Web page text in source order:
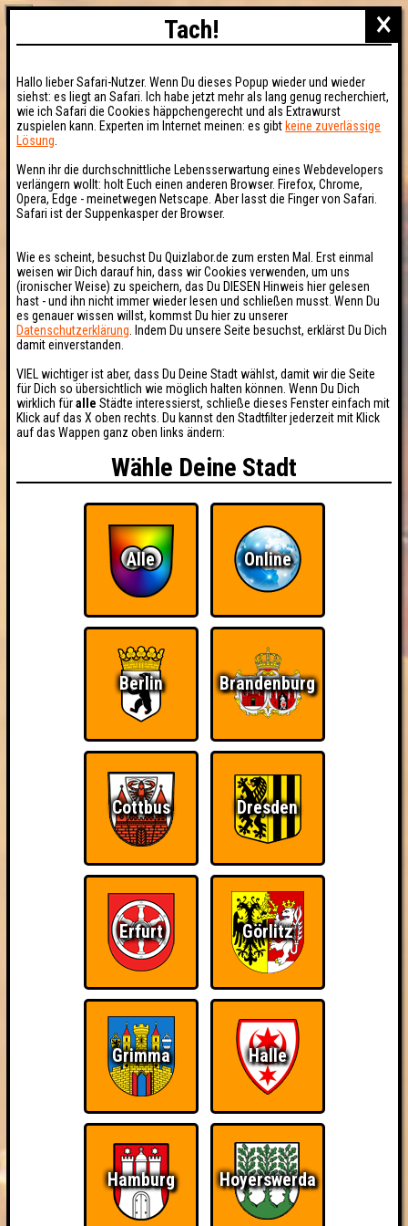
×
Tach!
Hallo lieber Safari-Nutzer. Wenn Du dieses Popup wieder und wieder
siehst: es liegt an Safari. Ich habe jetzt mehr als lang genug recherchiert,
wie ich Safari die Cookies häppchengerecht und als Extrawurst
zuspielen kann. Experten im Internet meinen: es gibt keine zuverlässige
Lösung
Wenn ihr die durchschnittliche Lebensserwartung eines Webdevelopers
verlängern wollt: holt Euch einen anderen Browser. Firefox, Chrome,
Opera, Edge - meinetwegen Netscape. Aber lasst die Finger von Safari.
Safari ist der Suppenkasper der Browser.
Wie es scheint, besuchst Du Quizlabor.de zum ersten Mal. Erst einmal
weisen wir Dich darauf hin, dass wir Cookies verwenden, um uns
(ironischer Weise) zu speichern, das Du DIESEN Hinweis hier gelesen
hast - und ihn nicht immer wieder lesen und schließen musst. Wenn Du
es genauer wissen willst, kommst Du hier zu unserer
Datenschutzerklärung . Indem Du unsere Seite besuchst, erklärst Du Dich
damit einverstanden.
VIEL wichtiger ist aber, dass Du Deine Stadt wählst, damit wir die Seite
für Dich so übersichtlich wie möglich halten können. Wenn Du Dich
wirklich füralle Städte interessierst, schließe dieses Fenster einfach mit
Klick auf das X oben rechts. Du kannst den Stadtfilter jederzeit mit Klick
auf das Wappen ganz oben links ändern:
Wähle Deine Stadt
Alle Online
Berlin Brandenburg
Cottbus Dresden
Erfurt Görlitz
Grimma Halle
Hamburg Hoyerswerda